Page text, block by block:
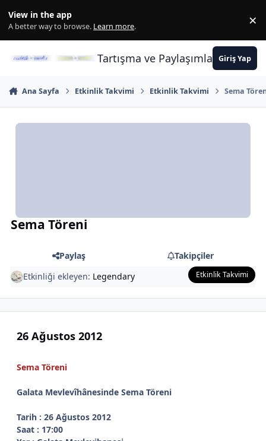
View in the app
A better way to browse. Learn more. ×
Tartışma ve PaylaşımlarınGiriş Yap
Ana Sayfa Etkinlik Takvimi Etkinlik Takvimi Sema
Sema Töreni
Paylaş
Takipçiler
Etkinliği ekleyen: Legendary Etkinlik Takvimi
26 Ağustos 2012
Sema Töreni
Galata Mevlevîhânesinde Sema Töreni
Tarih : 26 Ağustos 2012
Saat : 17:00